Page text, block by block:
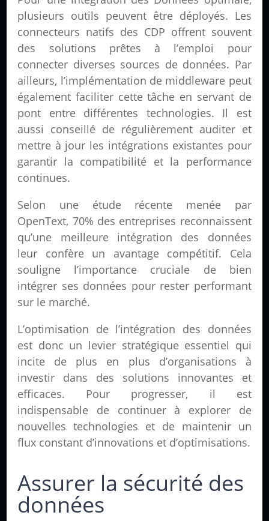
plusieurs outils peuvent être déployés. Les
connecteurs natifs des CDP offrent souvent
des solutions prêtes à l’emploi pour
connecter diverses sources de données. Par
ailleurs, l’implémentation de middleware peut
également faciliter cette tâche en servant de
pont entre différentes technologies. Il est
aussi conseillé de régulièrement auditer et
mettre à jour les intégrations existantes pour
garantir la compatibilité et la performance
continues.
Selon une étude récente menée par
OpenText, 70% des entreprises reconnaissent
qu’une meilleure intégration des données
leur confère un avantage compétitif. Cela
souligne l’importance cruciale de bien
intégrer ses données pour rester performant
sur le marché.
L’optimisation de l’intégration des données
est donc un levier stratégique essentiel qui
incite de plus en plus d’organisations à
investir dans des solutions innovantes et
efficaces. Pour progresser, il est
indispensable de continuer à explorer de
nouvelles technologies et de maintenir un
flux constant d’innovations et d’optimisations.
Assurer la sécurité des
données